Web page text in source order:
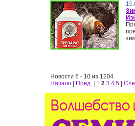
Новости 6 - 10 из 1204
Начало
Пред. 1 2 3 4 5